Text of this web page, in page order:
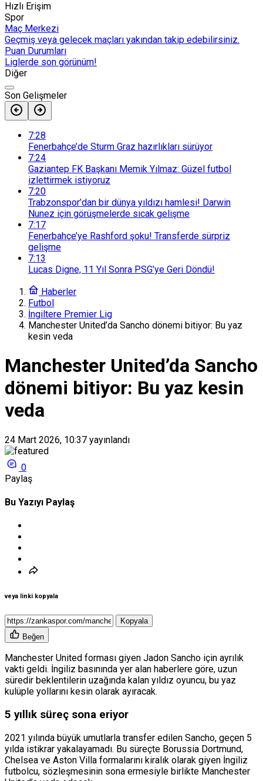
Hızlı Erişim
Spor
Maç Merkezi
Geçmiş veya gelecek maçları yakından takip edebilirsiniz.
Puan Durumları
Liglerde son görünüm!
Diğer
Son Gelişmeler
7:28
Fenerbahçe’de Sturm Graz hazırlıkları sürüyor
7:24
Gaziantep FK Başkanı Memik Yılmaz: Güzel futbol
izlettirmek istiyoruz
7:20
Trabzonspor’dan bir dünya yıldızı hamlesi! Darwin
Nunez için görüşmelerde sıcak gelişme
7:17
Fenerbahçe’ye Rashford şoku! Transferde sürpriz
gelişme
7:13
Lucas Digne, 11 Yıl Sonra PSG’ye Geri Döndü!
Haberler
Futbol
İngiltere Premier Lig
Manchester United’da Sancho dönemi bitiyor: Bu yaz
kesin veda
Manchester United’da Sancho
dönemi bitiyor: Bu yaz kesin
veda
24 Mart 2026, 10:37 yayınlandı
0
Paylaş
Bu Yazıyı Paylaş
veya linki kopyala
Kopyala
Beğen
Manchester United forması giyen Jadon Sancho için ayrılık
vakti geldi. İngiliz basınında yer alan haberlere göre, uzun
süredir beklentilerin uzağında kalan yıldız oyuncu, bu yaz
kulüple yollarını kesin olarak ayıracak.
5 yıllık süreç sona eriyor
2021 yılında büyük umutlarla transfer edilen Sancho, geçen 5
yılda istikrar yakalayamadı. Bu süreçte Borussia Dortmund,
Chelsea ve Aston Villa formalarını kiralık olarak giyen İngiliz
futbolcu, sözleşmesinin sona ermesiyle birlikte Manchester